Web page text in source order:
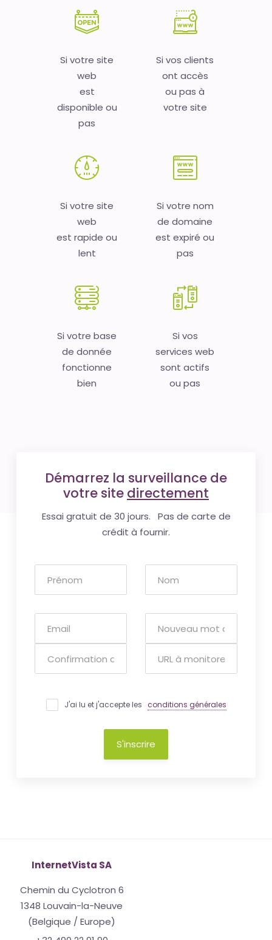
Si votre site
web
est
disponible ou
pas
Si vos clients
ont accès
ou pas à
votre site
Si votre site
web
est rapide ou
lent
Si votre nom
de domaine
est expiré ou
pas
Si votre base
de donnée
fonctionne
bien
Si vos
services web
sont actifs
ou pas
Démarrez la surveillance de
votre site directement
Essai gratuit de 30 jours. Pas de carte de
crédit à fournir.
J'ai lu et j'accepte les conditions générales
S'inscrire
InternetVista SA
Chemin du Cyclotron 6
1348 Louvain-la-Neuve
(Belgique / Europe)